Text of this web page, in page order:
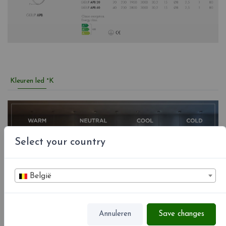
Select your country
België
Annuleren Save changes
Kleuren led °K